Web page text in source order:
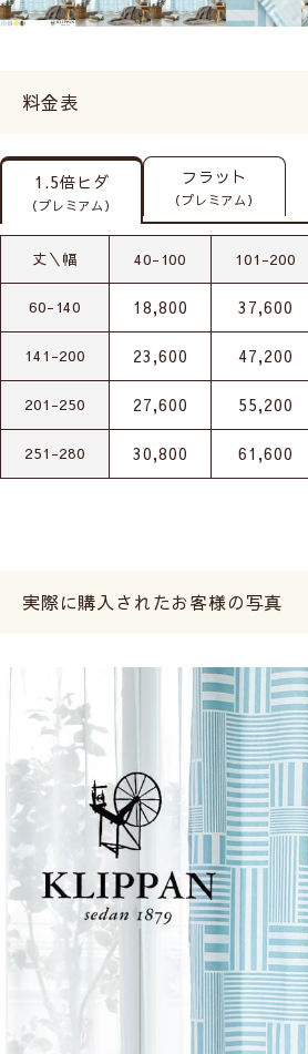
料金表
1.5倍ヒダ
（プレミアム）
フラット
（プレミアム）
丈＼幅 40-100 101-200
60-140 18,800 37,600
141-200 23,600 47,200
201-250 27,600 55,200
251-280 30,800 61,600
実際に購入されたお客様の写真